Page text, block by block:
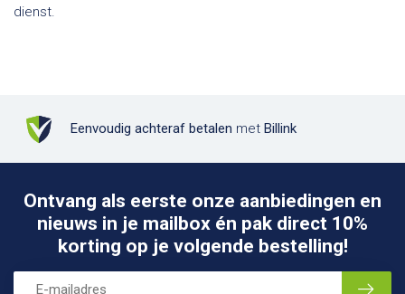
dienst.
Eenvoudig achteraf betalen met Billink
Ontvang als eerste onze aanbiedingen en
nieuws in je mailbox én pak direct 10%
korting op je volgende bestelling!